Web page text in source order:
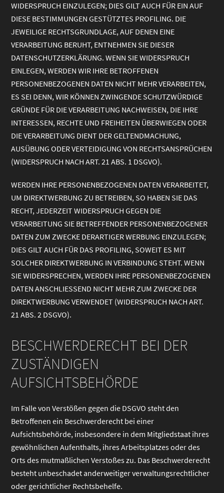
WIDERSPRUCH EINZULEGEN; DIES GILT AUCH FÜR EIN AUF
DIESE BESTIMMUNGEN GESTÜTZTES PROFILING. DIE
JEWEILIGE RECHTSGRUNDLAGE, AUF DENEN EINE
VERARBEITUNG BERUHT, ENTNEHMEN SIE DIESER
DATENSCHUTZERKLÄRUNG. WENN SIE WIDERSPRUCH
EINLEGEN, WERDEN WIR IHRE BETROFFENEN
PERSONENBEZOGENEN DATEN NICHT MEHR VERARBEITEN,
ES SEI DENN, WIR KÖNNEN ZWINGENDE SCHUTZWÜRDIGE
GRÜNDE FÜR DIE VERARBEITUNG NACHWEISEN, DIE IHRE
INTERESSEN, RECHTE UND FREIHEITEN ÜBERWIEGEN ODER
DIE VERARBEITUNG DIENT DER GELTENDMACHUNG,
AUSÜBUNG ODER VERTEIDIGUNG VON RECHTSANSPRÜCHEN
(WIDERSPRUCH NACH ART. 21 ABS. 1 DSGVO).
WERDEN IHRE PERSONENBEZOGENEN DATEN VERARBEITET,
UM DIREKTWERBUNG ZU BETREIBEN, SO HABEN SIE DAS
RECHT, JEDERZEIT WIDERSPRUCH GEGEN DIE
VERARBEITUNG SIE BETREFFENDER PERSONENBEZOGENER
DATEN ZUM ZWECKE DERARTIGER WERBUNG EINZULEGEN;
DIES GILT AUCH FÜR DAS PROFILING, SOWEIT ES MIT
SOLCHER DIREKTWERBUNG IN VERBINDUNG STEHT. WENN
SIE WIDERSPRECHEN, WERDEN IHRE PERSONENBEZOGENEN
DATEN ANSCHLIESSEND NICHT MEHR ZUM ZWECKE DER
DIREKTWERBUNG VERWENDET (WIDERSPRUCH NACH ART.
21 ABS. 2 DSGVO).
BESCHWERDERECHT BEI DER
ZUSTÄNDIGEN
AUFSICHTSBEHÖRDE
Im Falle von Verstößen gegen die DSGVO steht den
Betroffenen ein Beschwerderecht bei einer
Aufsichtsbehörde, insbesondere in dem Mitgliedstaat ihres
gewöhnlichen Aufenthalts, ihres Arbeitsplatzes oder des
Orts des mutmaßlichen Verstoßes zu. Das Beschwerderecht
besteht unbeschadet anderweitiger verwaltungsrechtlicher
oder gerichtlicher Rechtsbehelfe.